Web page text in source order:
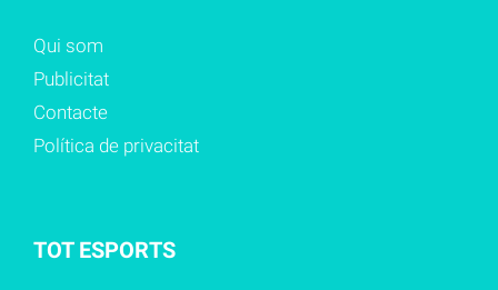
Qui som
Publicitat
Contacte
Política de privacitat
TOT ESPORTS